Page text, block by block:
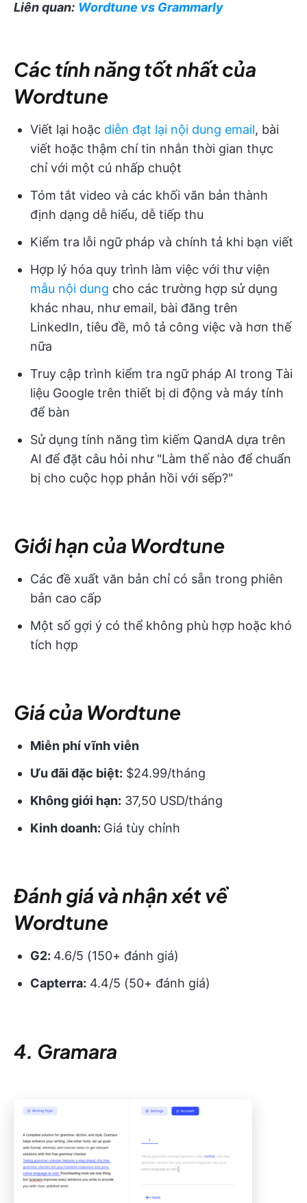
Liên quan: Wordtune vs Grammarly
Các tính năng tốt nhất của
Wordtune
Viết lại hoặc diễn đạt lại nội dung email, bài
viết hoặc thậm chí tin nhắn thời gian thực
chỉ với một cú nhấp chuột
Tóm tắt video và các khối văn bản thành
định dạng dễ hiểu, dễ tiếp thu
Kiểm tra lỗi ngữ pháp và chính tả khi bạn viết
Hợp lý hóa quy trình làm việc với thư viện
mẫu nội dung cho các trường hợp sử dụng
khác nhau, như email, bài đăng trên
LinkedIn, tiêu đề, mô tả công việc và hơn thế
nữa
Truy cập trình kiểm tra ngữ pháp AI trong Tài
liệu Google trên thiết bị di động và máy tính
để bàn
Sử dụng tính năng tìm kiếm QandA dựa trên
AI để đặt câu hỏi như "Làm thế nào để chuẩn
bị cho cuộc họp phản hồi với sếp?"
Giới hạn của Wordtune
Các đề xuất văn bản chỉ có sẵn trong phiên
bản cao cấp
Một số gợi ý có thể không phù hợp hoặc khó
tích hợp
Giá của Wordtune
Miễn phí vĩnh viễn
Ưu đãi đặc biệt: $24.99/tháng
Không giới hạn: 37,50 USD/tháng
Kinh doanh: Giá tùy chỉnh
Đánh giá và nhận xét về
Wordtune
G2: 4.6/5 (150+ đánh giá)
Capterra: 4.4/5 (50+ đánh giá)
4. Gramara